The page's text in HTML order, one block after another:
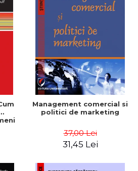
Management comercial si
politici de marketing
37,00 Lei
31,45 Lei